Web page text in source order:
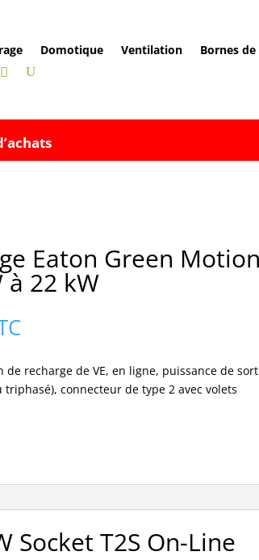
Domotique Ventilation Bornes
Eaton Green Motion
à 22 kW
:
de recharge de VE, en ligne, puissance de
triphasé), connecteur de type 2 avec volets
Socket T2S On-Line